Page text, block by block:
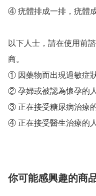
④ 疣體排成一排，疣體
以下人士，請在使用前
商。
① 因藥物而出現過敏症
② 孕婦或被認為懷孕的
③ 正在接受糖尿病治療
④ 正在接受醫生治療的人
你可能感興趣的商